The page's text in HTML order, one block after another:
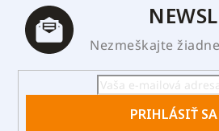
Nezmeškajte
PRIHLÁSIŤ SA